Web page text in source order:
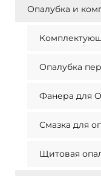
Опалубка и
Опалубка
Фанера для
Смазка для
Щитовая